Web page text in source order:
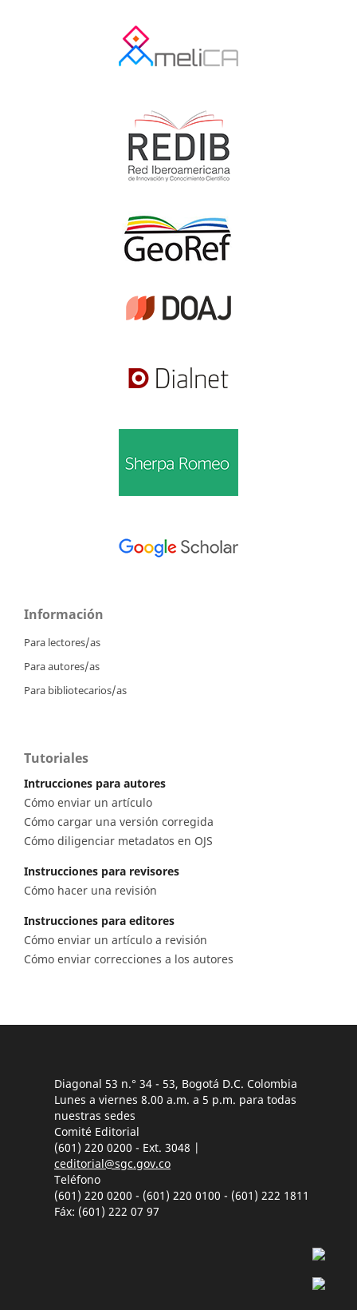
Información
Para lectores/as
Para autores/as
Para bibliotecarios/as
Tutoriales
Intrucciones para autores
Cómo enviar un artículo
Cómo cargar una versión corregida
Cómo diligenciar metadatos en OJS
Instrucciones para revisores
Cómo hacer una revisión
Instrucciones para editores
Cómo enviar un artículo a revisión
Cómo enviar correcciones a los autores
Diagonal 53 n.° 34 - 53, Bogotá D.C. Colombia
Lunes a viernes 8.00 a.m. a 5 p.m. para todas
nuestras sedes
Comité Editorial
(601) 220 0200 - Ext. 3048 |
ceditorial@sgc.gov.co
Teléfono
(601) 220 0200 - (601) 220 0100 - (601) 222 1811
Fáx: (601) 222 07 97